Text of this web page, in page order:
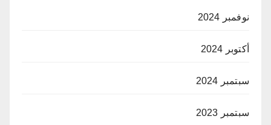
نوفمبر 2024
أكتوبر 2024
سبتمبر 2024
سبتمبر 2023